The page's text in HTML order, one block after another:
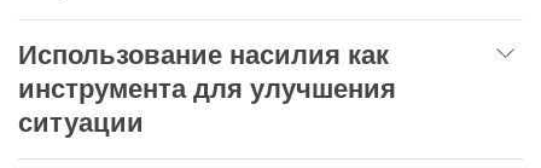
Использование насилия как
инструмента для улучшения
ситуации